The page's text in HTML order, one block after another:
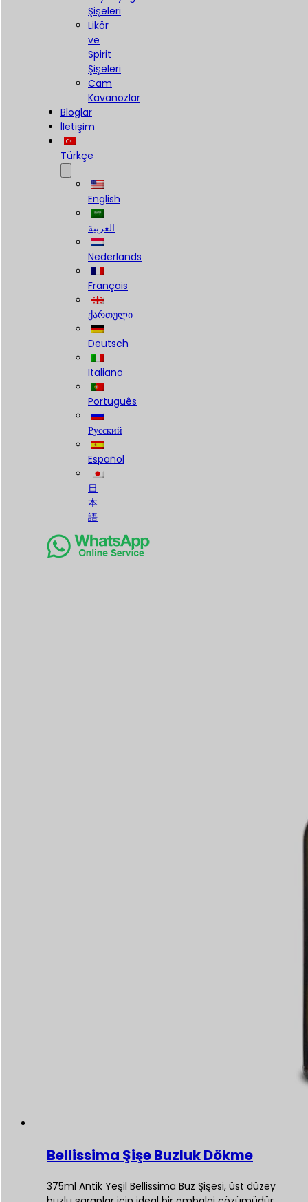
Şişeleri
Likör
ve
Spirit
Şişeleri
Cam
Kavanozlar
Bloglar
İletişim
Türkçe
English
العربية
Nederlands
Français
ქართული
Deutsch
Italiano
Português
Русский
Español
日
本
語
Bellissima Şişe Buzluk Dökme
375ml Antik Yeşil Bellissima Buz Şişesi, üst düzey